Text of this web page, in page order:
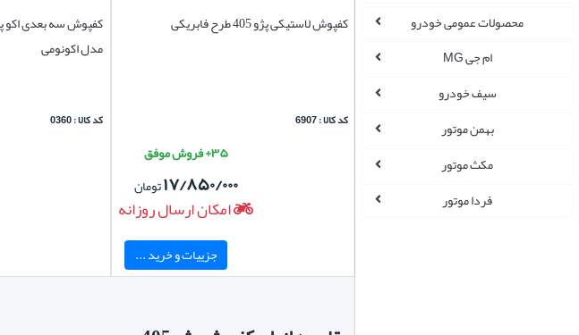
محصولات عمومی خودرو
ام جی MG
سیف خودرو
بهمن موتور
مکث موتور
فردا موتور
کفپوش لاستیکی پژو 405 طرح فابریکی
کد کالا : 6907
۳۵+ فروش موفق
۱۷/۸۵۰/۰۰۰تومان
امکان ارسال روزانه
جزییات و خرید ...
مدل اکونومی
کد کالا : 0360